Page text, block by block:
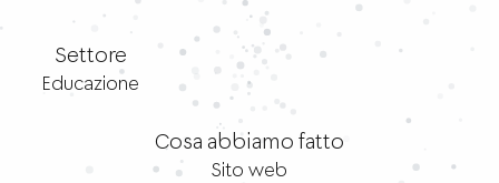
Settore
Educazione
Cosa abbiamo fatto
Sito web